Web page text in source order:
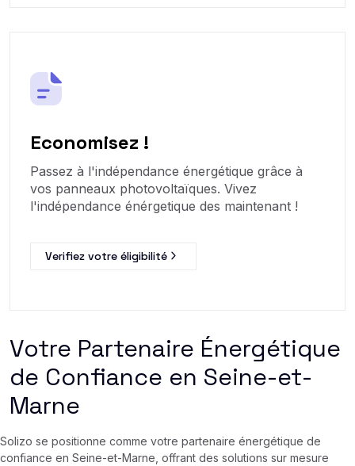
Economisez !
Passez à l'indépendance énergétique grâce à
vos panneaux photovoltaïques. Vivez
l'indépendance énérgetique des maintenant !
Verifiez votre éligibilité
Votre Partenaire Énergétique
de Confiance en Seine-et-
Marne
Solizo se positionne comme votre partenaire énergétique de
confiance en Seine-et-Marne, offrant des solutions sur mesure